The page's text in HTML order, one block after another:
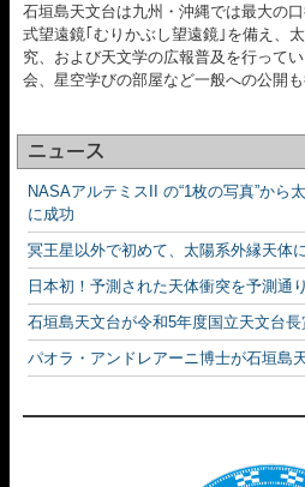
石垣島天文台は九州・沖縄では最大の
式望遠鏡｢むりかぶし望遠鏡｣を備え、
究、および天文学の広報普及を行って
会、星空学びの部屋など一般への公開も
ニュース
NASAアルテミスII の“1枚の写真”から
に成功
冥王星以外で初めて、太陽系外縁天体
日本初！予測された天体衝突を予測通
石垣島天文台が令和5年度国立天文台
パオラ・アンドレアーニ博士が石垣島